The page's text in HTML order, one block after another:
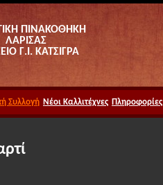
ΠΙΝΑΚΟΘΗΚΗ
ΛΑΡΙΣΑΣ
Γ.Ι. ΚΑΤΣΙΓΡΑ
Συλλογή Νέοι Καλλιτέχνες Πληροφορίες